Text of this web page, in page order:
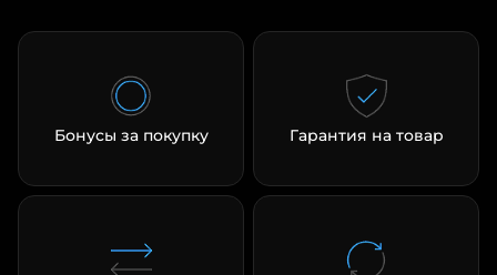
Бонусы за покупку Гарантия на товар